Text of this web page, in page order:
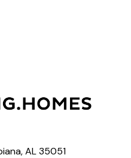
AL 35051